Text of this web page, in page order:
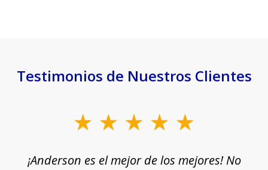
Testimonios de Nuestros Clientes
¡Anderson es el mejor de los mejores! No